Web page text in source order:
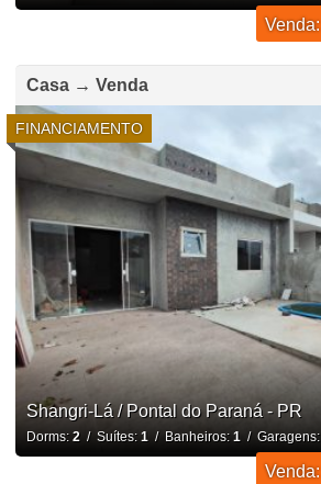
Venda:
Casa → Venda
FINANCIAMENTO
Shangri-Lá / Pontal do Paraná - PR
Dorms: 2/ Suítes: 1/ Banheiros: 1/ Garagens:
Venda: